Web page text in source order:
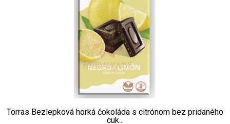
Torras Bezlepková horká čokoláda s citrónom bez pridaného
cuk...